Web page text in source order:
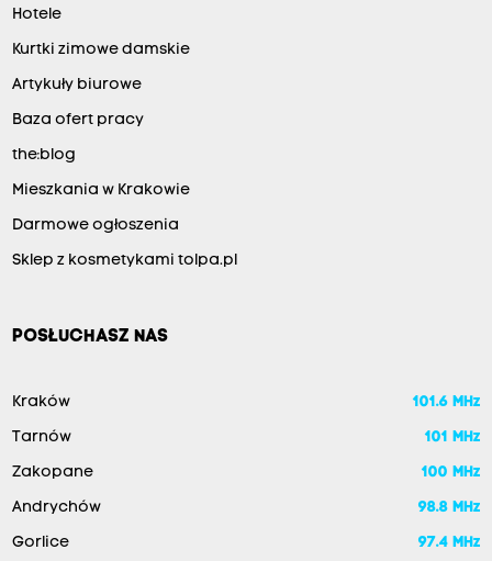
Hotele
Kurtki zimowe damskie
Artykuły biurowe
Baza ofert pracy
the:blog
Mieszkania w Krakowie
Darmowe ogłoszenia
Sklep z kosmetykami tolpa.pl
POSŁUCHASZ NAS
Kraków 101.6 MHz
Tarnów 101 MHz
Zakopane 100 MHz
Andrychów 98.8 MHz
Gorlice 97.4 MHz